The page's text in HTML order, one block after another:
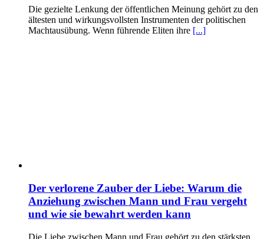
Die gezielte Lenkung der öffentlichen Meinung gehört zu den
ältesten und wirkungsvollsten Instrumenten der politischen
Machtausübung. Wenn führende Eliten ihre [...]
Der verlorene Zauber der Liebe: Warum die
Anziehung zwischen Mann und Frau vergeht
und wie sie bewahrt werden kann
Die Liebe zwischen Mann und Frau gehört zu den stärksten